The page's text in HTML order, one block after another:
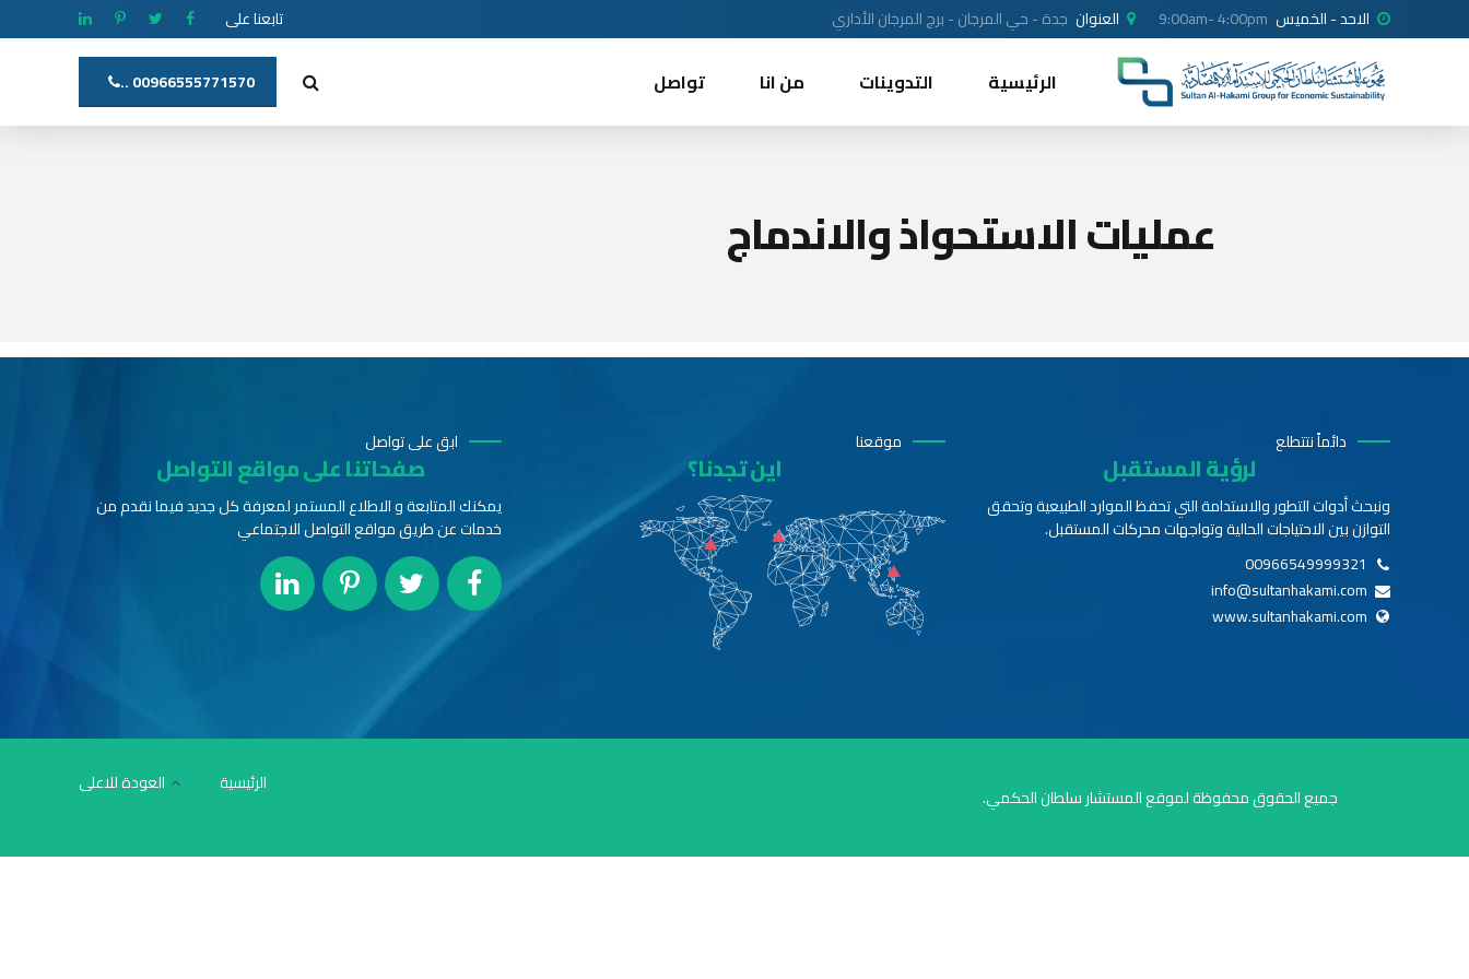
الاحد - الخميس 9:00am- 4:00pm العنوان جدة - حي المرجان - برج المرجان الأداري تابعنا على
00966555771570 .. الرئيسية التدوينات من انا تواصل
عمليات الاستحواذ والاندماج
دائماً نتتطلع
لرؤية المستقبل
ونبحث أدوات التطور والاستدامة التي تحفظ الموارد الطبيعية وتحقق
التوازن بين الاحتياجات الحالية وتواجهات محركات المستقبل.
00966549999321
info@sultanhakami.com
www.sultanhakami.com
موقعنا
اين تجدنا؟
ابق على تواصل
صفحاتنا على مواقع التواصل
يمكنك المتابعة و الاطلاع المستمر لمعرفة كل جديد فيما نقدم من
خدمات عن طريق مواقع التواصل الاجتماعي
جميع الحقوق محفوظة لموقع المستشار سلطان الحكمي.
الرئيسية العودة للاعلى